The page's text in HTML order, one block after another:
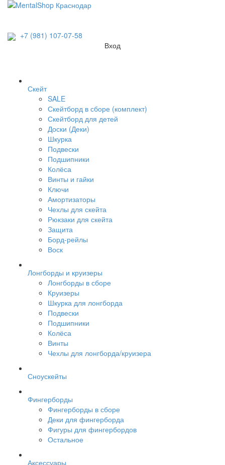
+7 (981) 107-07-58
Вход
Скейт
SALE
Скейтборд в сборе (комплект)
Скейтборд для детей
Доски (Деки)
Шкурка
Подвески
Подшипники
Колёса
Винты и гайки
Ключи
Амортизаторы
Чехлы для скейта
Рюкзаки для скейта
Защита
Борд-рейлы
Воск
Лонгборды и круизеры
Лонгборды в сборе
Круизеры
Шкурка для лонгборда
Подвески
Подшипники
Колёса
Винты
Чехлы для лонгборда/круизера
Сноускейты
Фингерборды
Фингерборды в сборе
Деки для фингерборда
Фигуры для фингербордов
Остальное
Аксессуары